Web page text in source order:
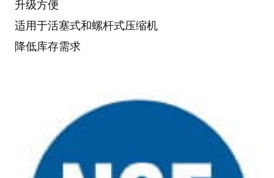
升级方便
适用于活塞式和螺杆式压缩机
降低库存需求